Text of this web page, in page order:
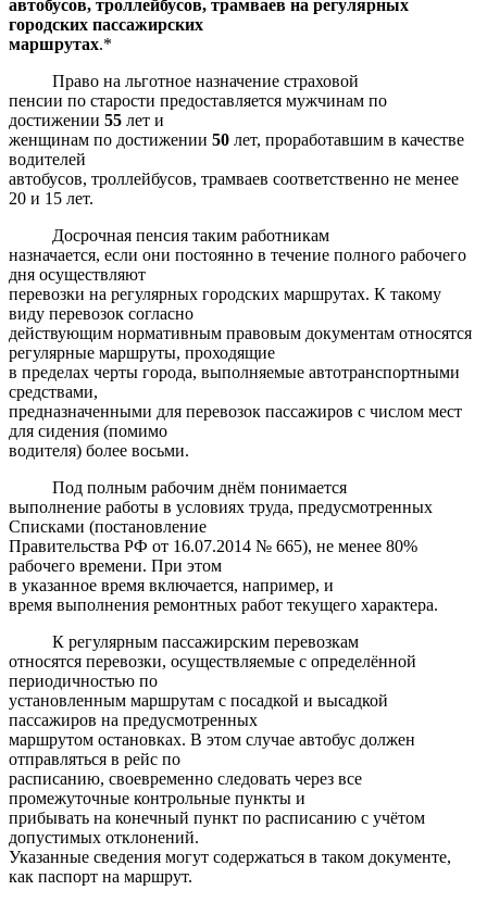
автобусов, троллейбусов, трамваев на регулярных
городских пассажирских
маршрутах.*
Право на льготное назначение страховой
пенсии по старости предоставляется мужчинам по
достижении 55 лет и
женщинам по достижении 50 лет, проработавшим в качестве
водителей
автобусов, троллейбусов, трамваев соответственно не менее
20 и 15 лет.
Досрочная пенсия таким работникам
назначается, если они постоянно в течение полного рабочего
дня осуществляют
перевозки на регулярных городских маршрутах. К такому
виду перевозок согласно
действующим нормативным правовым документам относятся
регулярные маршруты, проходящие
в пределах черты города, выполняемые автотранспортными
средствами,
предназначенными для перевозок пассажиров с числом мест
для сидения (помимо
водителя) более восьми.
Под полным рабочим днём понимается
выполнение работы в условиях труда, предусмотренных
Списками (постановление
Правительства РФ от 16.07.2014 № 665), не менее 80%
рабочего времени. При этом
в указанное время включается, например, и
время выполнения ремонтных работ текущего характера.
К регулярным пассажирским перевозкам
относятся перевозки, осуществляемые с определённой
периодичностью по
установленным маршрутам с посадкой и высадкой
пассажиров на предусмотренных
маршрутом остановках. В этом случае автобус должен
отправляться в рейс по
расписанию, своевременно следовать через все
промежуточные контрольные пункты и
прибывать на конечный пункт по расписанию с учётом
допустимых отклонений.
Указанные сведения могут содержаться в таком документе,
как паспорт на маршрут.